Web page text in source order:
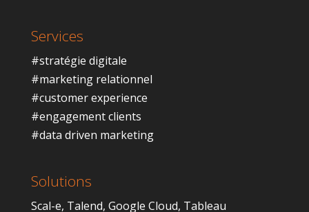
Services
#stratégie digitale
#marketing relationnel
#customer experience
#engagement clients
#data driven marketing
Solutions
Scal-e, Talend, Google Cloud, Tableau